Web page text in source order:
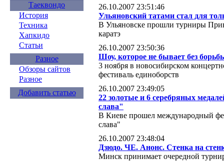
Таеквондо
История
Техника
Хапкидо
Статьи
Разное
Обзоры сайтов
Разное
Добавить статью
26.10.2007 23:51:46
Ульяновский татами стал для
В Ульяновске прошли турниры
каратэ
26.10.2007 23:50:36
Шоу, которое не бывает без
3 ноября в новосибирском
фестиваль единоборств
26.10.2007 23:49:05
22 золотые и 6 серебряных
слава"
В Киеве прошел международный
слава"
26.10.2007 23:48:04
Дзюдо. ЧЕ. Анонс. Стенка на
Минск принимает очередной